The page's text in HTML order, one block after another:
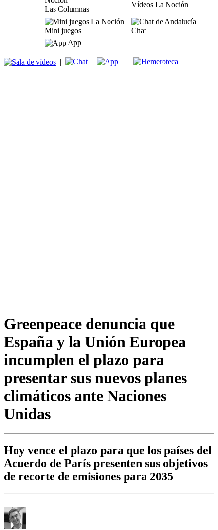
Las Columnas
Vídeos La Noción
Mini juegos
Chat
App
| | |
Greenpeace denuncia que
España y la Unión Europea
incumplen el plazo para
presentar sus nuevos planes
climáticos ante Naciones
Unidas
Hoy vence el plazo para que los países del
Acuerdo de París presenten sus objetivos
de recorte de emisiones para 2035